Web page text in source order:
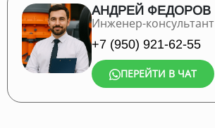
АНДРЕЙ ФЕДОРОВ
Инженер-консультант
+7 (950) 921-62-55
ПЕРЕЙТИ В ЧАТ